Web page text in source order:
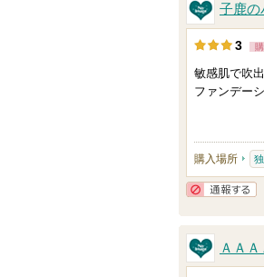
子鹿の
3
敏感肌で吹
ファンデー
購入場所
ＡＡＡ